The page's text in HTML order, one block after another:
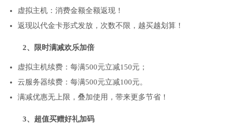
虚拟主机：消费金额全额返现！
返现以代金卡形式发放，次数不限，越买越划算！
2、限时满减欢乐加倍
虚拟主机续费：每满500元立减150元；
云服务器续费：每满500元立减100元。
满减优惠无上限，叠加使用，带来更多节省！
3、超值买赠好礼加码